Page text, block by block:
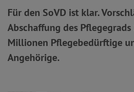
Für den SoVD ist klar.
Abschaffung des
Millionen Pflegebedürftige
Angehörige.